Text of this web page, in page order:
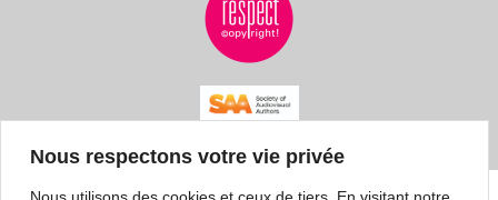
Nous respectons votre vie privée